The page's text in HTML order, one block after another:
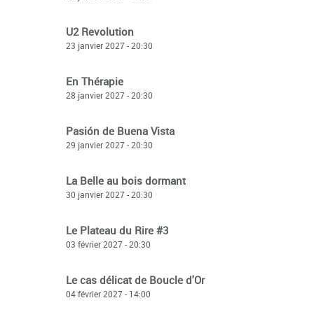
U2 Revolution
23 janvier 2027 - 20:30
En Thérapie
28 janvier 2027 - 20:30
Pasión de Buena Vista
29 janvier 2027 - 20:30
La Belle au bois dormant
30 janvier 2027 - 20:30
Le Plateau du Rire #3
03 février 2027 - 20:30
Le cas délicat de Boucle d'Or
04 février 2027 - 14:00